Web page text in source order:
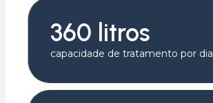
360 litros
capacidade de tratamento por dia